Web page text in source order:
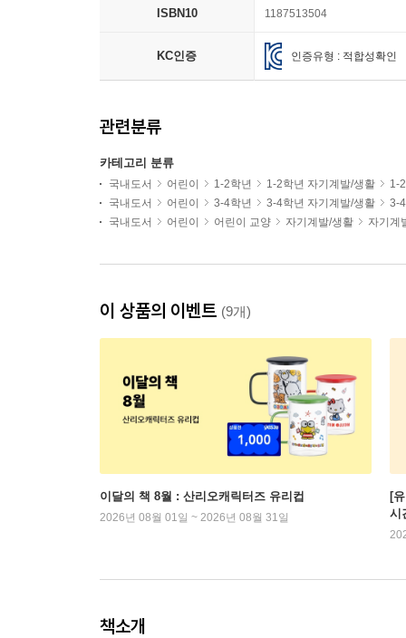
ISBN10 1187513504
KC인증 인증유형 : 적합성확인
관련분류
카테고리 분류
국내도서 어린이 1-2학년 1-2학년 자기계발/생활
1-
국내도서
어린이 3-4학년 3-4학년 자기계발/생활
3-
국내도서
어린이 어린이 교양 자기계발/생활 자기계
이 상품의 이벤트 (9개)
이달의 책 8월 : 산리오캐릭터즈 유리컵
2026년 08월 01일 ~ 2026년 08월 31일
[
시
책소개